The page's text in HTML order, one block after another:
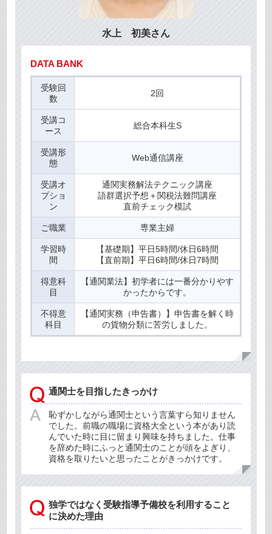
水上 初美さん
DATA BANK
受験回
数
2回
受講コ
ース
総合本科生S
受講形
態
Web通信講座
受講オ
プショ
ン
通関実務解法テクニック講座
語群選択予想＋関税法難問講座
直前チェック模試
ご職業 専業主婦
学習時
間
【基礎期】平日5時間/休日6時間
【直前期】平日6時間/休日7時間
得意科
目
【通関業法】初学者には一番分かりやす
かったからです。
不得意
科目
【通関実務（申告書）】申告書を解く時
の貨物分類に苦労しました。
通関士を目指したきっかけ
恥ずかしながら通関士という言葉すら知りません
でした。前職の職場に資格大全という本があり読
んでいた時に目に留まり興味を持ちました。仕事
を辞めた時にふっと通関士のことが頭をよぎり、
資格を取りたいと思ったことがきっかけです。
独学ではなく受験指導予備校を利用すること
に決めた理由